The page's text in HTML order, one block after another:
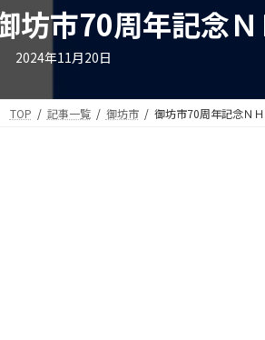
坊市70周年記念
2024年11月20日
TOP 記事一覧 御坊市 御坊市70周年記念Ｎ